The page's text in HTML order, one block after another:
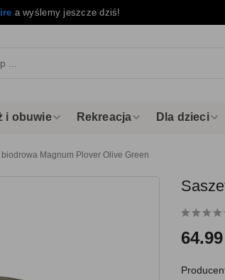
a wyślemy jeszcze dziś!
i obuwie Rekreacja Dla dzieci
biodrowa Magnum Plover Olive Green
64.99